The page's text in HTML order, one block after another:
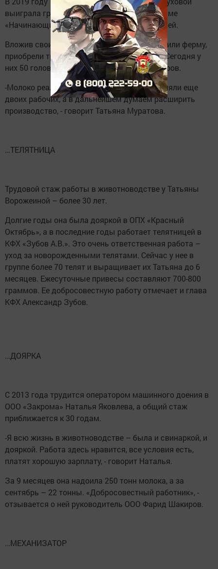
выиграла грант «Агростартапа» по программе
«Начинающий фермер» в сумме 3 млн. рублей.
Вложив свои накопления, Муратовы построили ферму,
приобрели трактор МТЗ-80 и купили коров. Сегодня у
них 50 голов КРС, в том числе 25 дойных коров.
-Молоко реализуем по цене 26,50 руб/кг, наняли еще
двоих рабочих, а в дальнейшем думаем расширить
производство, - говорит Татьяна Муратова.
…ТЕЛЯТНИЦА
Трудовой стаж работы в животноводстве у Татьяны
Ворожеиной – более 30 лет.
Долгие годы она была дояркой в ОПХ «Красный
Октябрь», а в последние годы работает телятницей в
КФХ «Зубов А.В.». Это очень ответственная работа –
уход за новорожденными телятами. Сейчас у нее в
группе более 70 телят и выращивает их Татьяна до 6
месяцев. Ежесуточные привесы составляют 700-800
граммов. Ее добросовестную работу отмечает и глава
КФХ Александр Зубов.
…ДОЯРКА
С 2013 года трудится оператором машинного доения в
ООО «Закрома» Наталья Яковлева, а общий стаж
приближается к 30 годам.
-Я всю жизнь в животноводстве – была и свинаркой, и
дояркой. Работа здесь нравится, все условия есть,
платят хорошую зарплату, - говорит Наталья.
За 9 месяцев она надоила 250 тонн молока, а за
сентябрь – 22 тонны. «Добросовестный работник», -
отзывается о ней руководитель ООО Фарид Шакиров.
…МЕХАНИЗАТОР